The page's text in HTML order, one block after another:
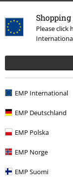
Please click
EMP International
EMP Deutschland
EMP Polska
EMP Norge
EMP Suomi